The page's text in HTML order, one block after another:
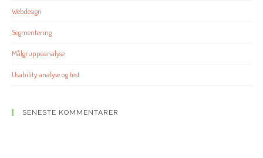
Webdesign
Segmentering
Målgruppeanalyse
Usability analyse og test
SENESTE KOMMENTARER